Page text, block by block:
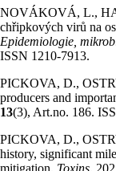
NOVÁKOVÁ, L.,
chřipkových virů na
Epidemiologie,
ISSN 1210-7913.
PICKOVA, D.,
producers and
13(3), Art.no. 186.
PICKOVA, D.,
history, significant
mitigation. Toxins.